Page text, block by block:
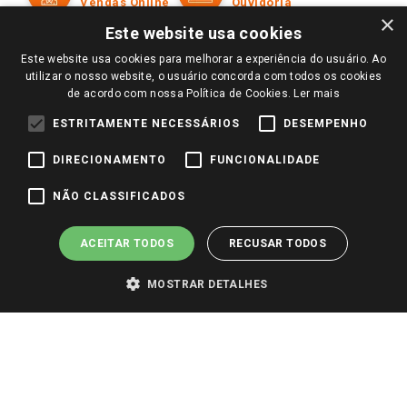
Perguntas frequentes
Trabalhe Conosco
Identidade Visual
Trocas e Devoluções
Redes Sociais
Pagamento e Segurança
×
Este website usa cookies
Este website usa cookies para melhorar a experiência do usuário. Ao
utilizar o nosso website, o usuário concorda com todos os cookies
de acordo com nossa Política de Cookies. Ler mais
ESTRITAMENTE NECESSÁRIOS DESEMPENHO
DIRECIONAMENTO FUNCIONALIDADE
NÃO CLASSIFICADOS
ACEITAR TODOS RECUSAR TODOS
MOSTRAR DETALHES